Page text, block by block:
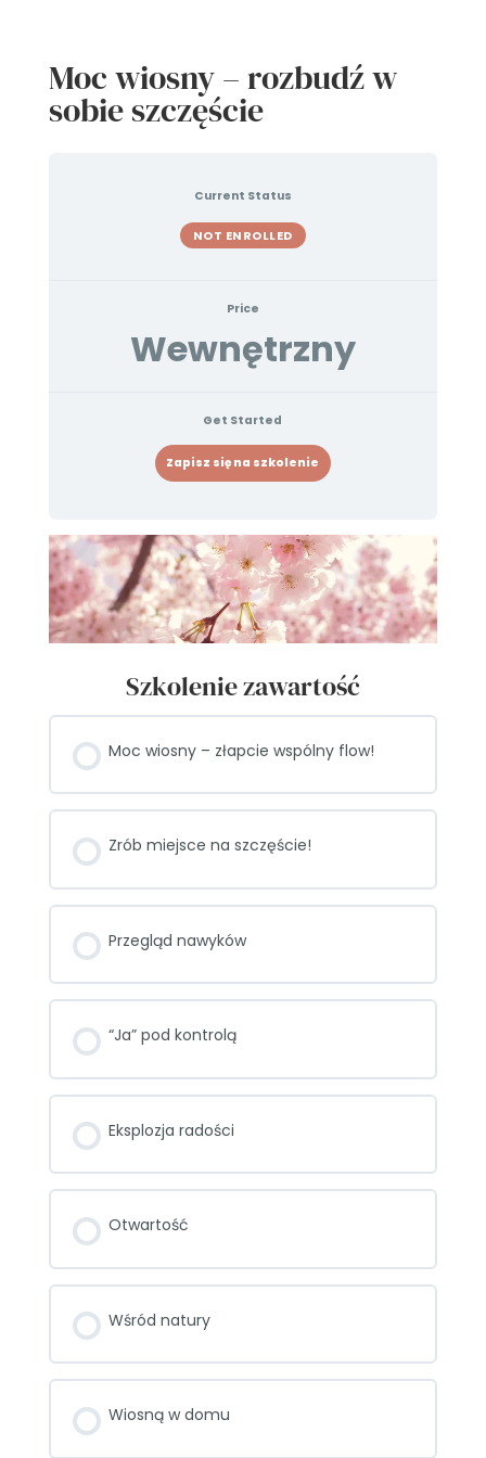
Moc wiosny – rozbudź w
sobie szczęście
Current Status
NOT ENROLLED
Price
Wewnętrzny
Get Started
Zapisz się na szkolenie
Szkolenie zawartość
Moc wiosny – złapcie wspólny flow!
Zrób miejsce na szczęście!
Przegląd nawyków
“Ja” pod kontrolą
Eksplozja radości
Otwartość
Wśród natury
Wiosną w domu